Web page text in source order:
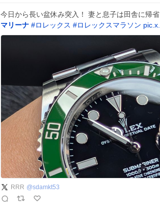
今日から長い盆休み突入！ 妻と息子は田舎に帰
マリーナ #ロレックス #ロレックスマラソン
RRR @sdamkt53